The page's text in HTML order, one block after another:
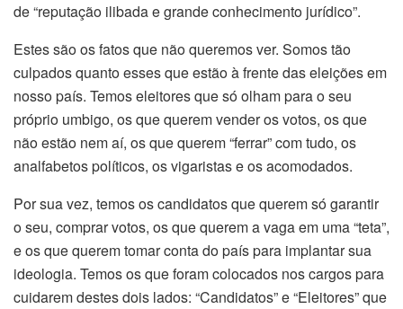
de “reputação ilibada e grande conhecimento jurídico”.
Estes são os fatos que não queremos ver. Somos tão
culpados quanto esses que estão à frente das eleições em
nosso país. Temos eleitores que só olham para o seu
próprio umbigo, os que querem vender os votos, os que
não estão nem aí, os que querem “ferrar” com tudo, os
analfabetos políticos, os vigaristas e os acomodados.
Por sua vez, temos os candidatos que querem só garantir
o seu, comprar votos, os que querem a vaga em uma “teta”,
e os que querem tomar conta do país para implantar sua
ideologia. Temos os que foram colocados nos cargos para
cuidarem destes dois lados: “Candidatos” e “Eleitores” que